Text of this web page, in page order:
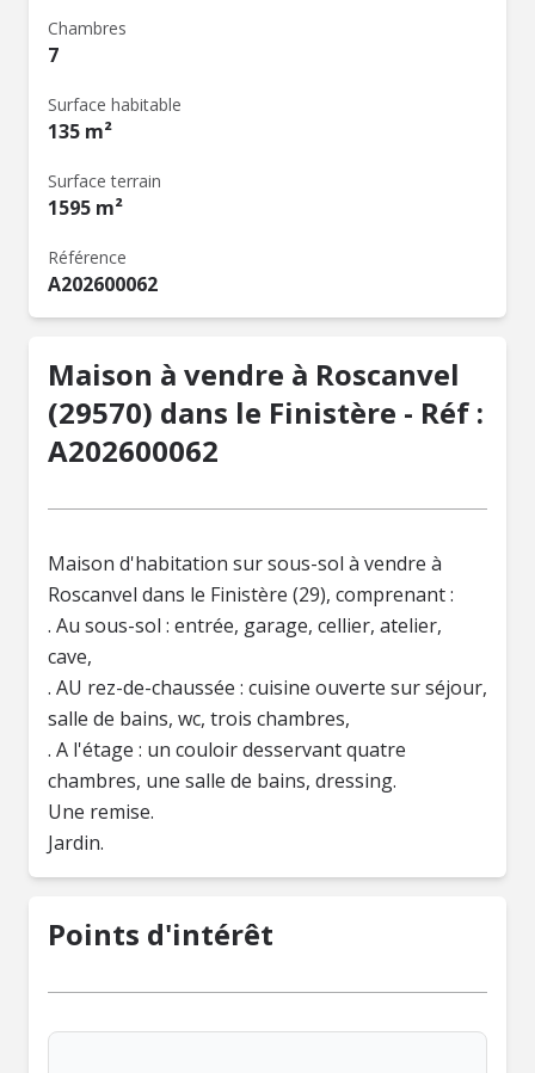
Chambres
7
Surface habitable
135 m²
Surface terrain
1595 m²
Référence
A202600062
Maison à vendre à Roscanvel
(29570) dans le Finistère - Réf :
A202600062
Maison d'habitation sur sous-sol à vendre à
Roscanvel dans le Finistère (29), comprenant :
. Au sous-sol : entrée, garage, cellier, atelier,
cave,
. AU rez-de-chaussée : cuisine ouverte sur séjour,
salle de bains, wc, trois chambres,
. A l'étage : un couloir desservant quatre
chambres, une salle de bains, dressing.
Une remise.
Jardin.
Points d'intérêt